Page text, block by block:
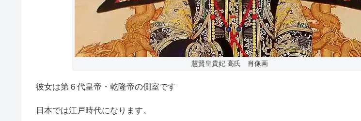
慧賢皇貴妃 高氏 肖像画
彼女は第６代皇帝・乾隆帝の側室です
日本では江戸時代になります。